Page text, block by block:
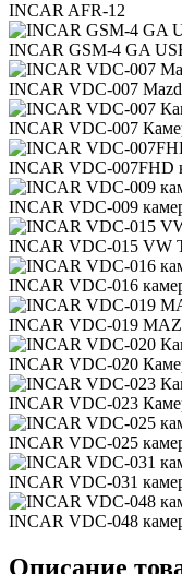
INCAR AFR-12
INCAR GSM-4 GA
INCAR VDC-007
INCAR VDC-007
INCAR VDC-007FHD
INCAR VDC-009
INCAR VDC-015 VW
INCAR VDC-016
INCAR VDC-019
INCAR VDC-020
INCAR VDC-023
INCAR VDC-025
INCAR VDC-031
INCAR VDC-048
Описание